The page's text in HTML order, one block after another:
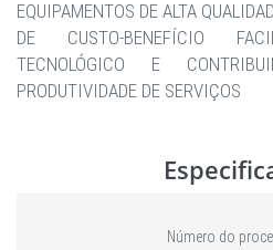
EQUIPAMENTOS DE ALTA
DE CUSTO-BENEFÍCIO
TECNOLÓGICO E
PRODUTIVIDADE DE SERVIÇOS
Número do